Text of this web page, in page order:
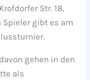
Str. 18,
Spieler gibt es am
gehen in den
als